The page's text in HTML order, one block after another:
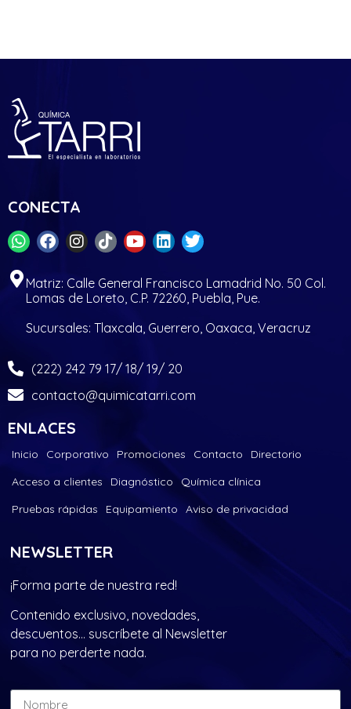
CONECTA
Matriz: Calle General Francisco Lamadrid No. 50 Col.
Lomas de Loreto, C.P. 72260, Puebla, Pue.
Sucursales: Tlaxcala, Guerrero, Oaxaca, Veracruz
(222) 242 79 17/ 18/ 19/ 20
contacto@quimicatarri.com
ENLACES
Inicio Corporativo Promociones Contacto
Directorio
Acceso a clientes
Diagnóstico
Química clínica
Pruebas rápidas
Equipamiento Aviso de privacidad
NEWSLETTER
¡Forma parte de nuestra red!
Contenido exclusivo, novedades,
descuentos… suscríbete al Newsletter
para no perderte nada.